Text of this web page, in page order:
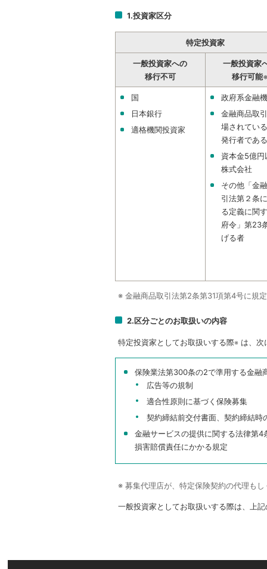
1.投資家区分
特定投資家
一般投資家への
移行不可
一般投資家
移行可能
国
日本銀行
適格機関投資家
政府系金融
金融商品取
場されてい
発行者であ
資本金5億円
株式会社
その他「金
引法第２条
る定義に関
府令」第23
げる者
※ 金融商品取引法第2条第31項第4号に規
2.区分ごとのお取扱いの内容
特定投資家としてお取扱いする際※は、次
保険業法第300条の2で準用する金融
広告等の規制
適合性原則に基づく保険募集
契約締結前交付書面、契約締結時
金融サービスの提供に関する法律第
損害賠償責任にかかる規定
※ 募集代理店が、特定保険契約の代理も
一般投資家としてお取扱いする際は、上